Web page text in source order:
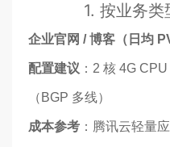
1. 按业务
企业官网 / 博客（日均
配置建议 ：2 核 4G
（BGP 多线）
成本参考 ：腾讯云轻量